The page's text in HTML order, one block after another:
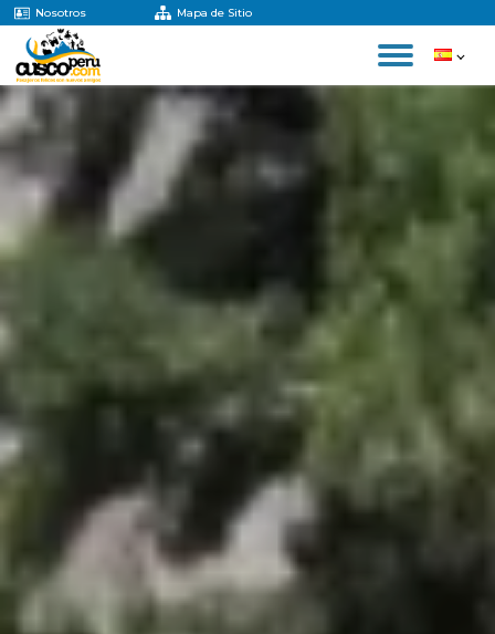
Nosotros Mapa de Sitio